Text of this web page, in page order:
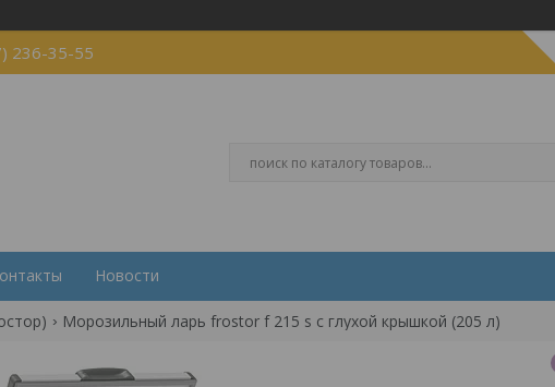
236-35-55
Новости
Морозильный ларь frostor f 215 s с глухой крышкой (205 л)